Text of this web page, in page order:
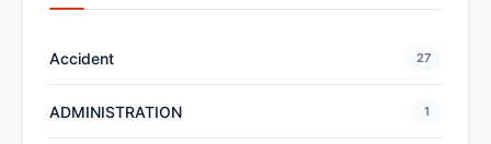
Accident 27
ADMINISTRATION 1